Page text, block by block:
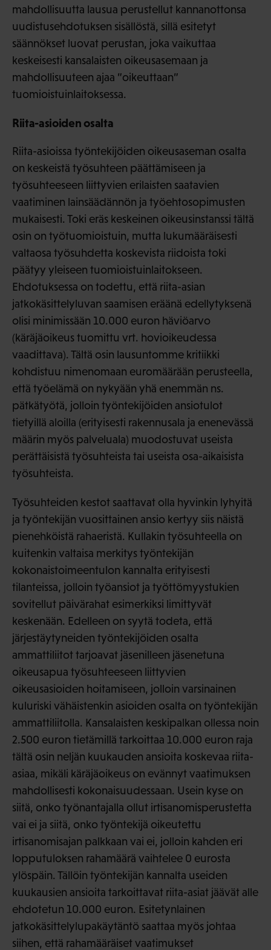
mahdollisuutta lausua perustellut kannanottonsa
uudistusehdotuksen sisällöstä, sillä esitetyt
säännökset luovat perustan, joka vaikuttaa
keskeisesti kansalaisten oikeusasemaan ja
mahdollisuuteen ajaa ”oikeuttaan”
tuomioistuinlaitoksessa.
Riita-asioiden osalta
Riita-asioissa työntekijöiden oikeusaseman osalta
on keskeistä työsuhteen päättämiseen ja
työsuhteeseen liittyvien erilaisten saatavien
vaatiminen lainsäädännön ja työehtosopimusten
mukaisesti. Toki eräs keskeinen oikeusinstanssi tältä
osin on työtuomioistuin, mutta lukumääräisesti
valtaosa työsuhdetta koskevista riidoista toki
päätyy yleiseen tuomioistuinlaitokseen.
Ehdotuksessa on todettu, että riita-asian
jatkokäsittelyluvan saamisen eräänä edellytyksenä
olisi minimissään 10.000 euron häviöarvo
(käräjäoikeus tuomittu vrt. hovioikeudessa
vaadittava). Tältä osin lausuntomme kritiikki
kohdistuu nimenomaan euromäärään perusteella,
että työelämä on nykyään yhä enemmän ns.
pätkätyötä, jolloin työntekijöiden ansiotulot
tietyillä aloilla (erityisesti rakennusala ja enenevässä
määrin myös palveluala) muodostuvat useista
perättäisistä työsuhteista tai useista osa-aikaisista
työsuhteista.
Työsuhteiden kestot saattavat olla hyvinkin lyhyitä
ja työntekijän vuosittainen ansio kertyy siis näistä
pienehköistä rahaeristä. Kullakin työsuhteella on
kuitenkin valtaisa merkitys työntekijän
kokonaistoimeentulon kannalta erityisesti
tilanteissa, jolloin työansiot ja työttömyystukien
sovitellut päivärahat esimerkiksi limittyvät
keskenään. Edelleen on syytä todeta, että
järjestäytyneiden työntekijöiden osalta
ammattiliitot tarjoavat jäsenilleen jäsenetuna
oikeusapua työsuhteeseen liittyvien
oikeusasioiden hoitamiseen, jolloin varsinainen
kuluriski vähäistenkin asioiden osalta on työntekijän
ammattiliitolla. Kansalaisten keskipalkan ollessa noin
2.500 euron tietämillä tarkoittaa 10.000 euron raja
tältä osin neljän kuukauden ansioita koskevaa riita-
asiaa, mikäli käräjäoikeus on evännyt vaatimuksen
mahdollisesti kokonaisuudessaan. Usein kyse on
siitä, onko työnantajalla ollut irtisanomisperustetta
vai ei ja siitä, onko työntekijä oikeutettu
irtisanomisajan palkkaan vai ei, jolloin kahden eri
lopputuloksen rahamäärä vaihtelee 0 eurosta
ylöspäin. Tällöin työntekijän kannalta useiden
kuukausien ansioita tarkoittavat riita-asiat jäävät alle
ehdotetun 10.000 euron. Esitetynlainen
jatkokäsittelylupakäytäntö saattaa myös johtaa
siihen, että rahamääräiset vaatimukset